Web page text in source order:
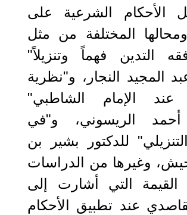
الأحكام الشرعية على
المختلفة من مثل
التدين فهماً وتنزيلاً"
المجيد النجار، و"نظرية
عند الإمام الشاطبي"
أحمد الريسوني، و"في
التنزيلي" للدكتور بشير بن
وغيرها من الدراسات
القيمة التي أشارت إلى
عند تطبيق الأحكام